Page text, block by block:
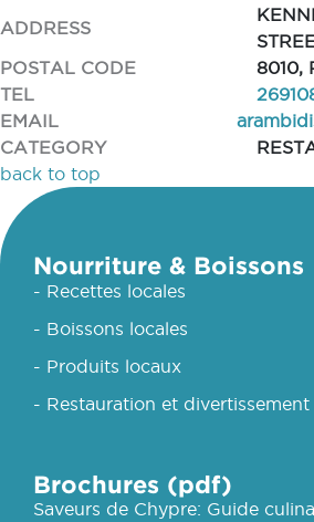
ADDRESS
POSTAL CODE
8010,
TEL
EMAIL
CATEGORY
back to top
Nourriture & Boissons
- Recettes locales
- Boissons locales
- Produits locaux
- Restauration et divertissement
Brochures (pdf)
Saveurs de Chypre: Guide